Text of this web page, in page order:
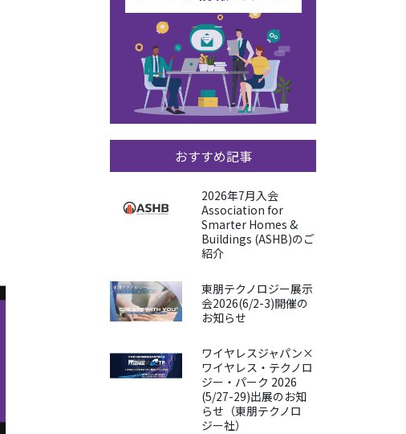
おすすめ記事
2026年7月入会
Association for
Smarter Homes &
Buildings (ASHB)のご
紹介
東朋テクノロジー展示
会2026(6/2-3)開催の
お知らせ
ワイヤレスジャパン×
ワイヤレス・テクノロ
ジー・パーク 2026
(5/27-29)出展のお知
らせ（東朋テクノロ
ジー社）